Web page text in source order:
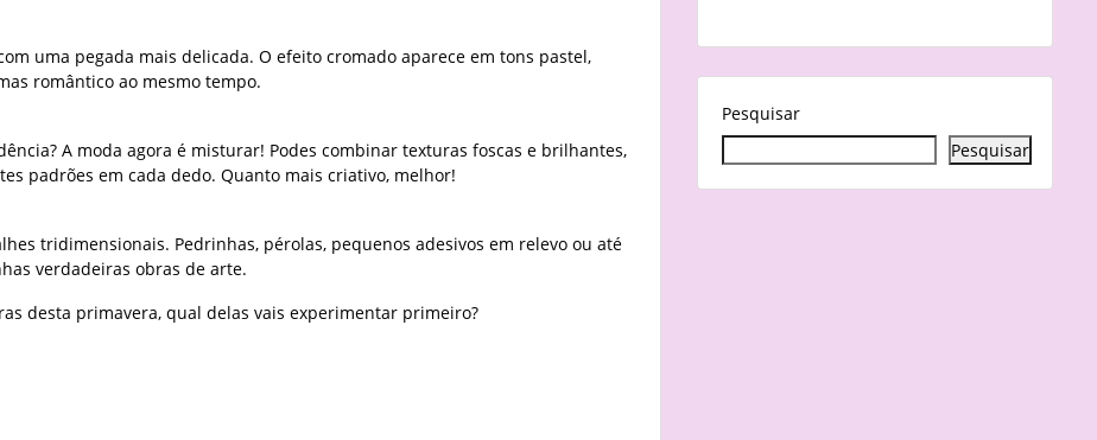
uma pegada mais delicada. O efeito cromado aparece em tons pastel,
romântico ao mesmo tempo.
A moda agora é misturar! Podes combinar texturas foscas e brilhantes,
padrões em cada dedo. Quanto mais criativo, melhor!
tridimensionais. Pedrinhas, pérolas, pequenos adesivos em relevo ou até
verdadeiras obras de arte.
desta primavera, qual delas vais experimentar primeiro?
Pesquisar
Pesquisar